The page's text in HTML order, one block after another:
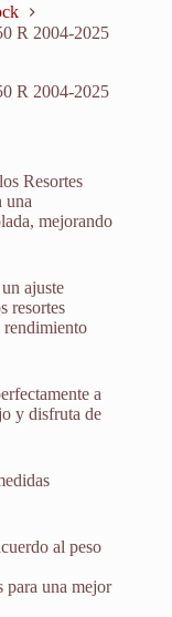
R 2004-2025
R 2004-2025
Resortes
una
mejorando
ajuste
resortes
rendimiento
a
y disfruta de
al peso
para una mejor